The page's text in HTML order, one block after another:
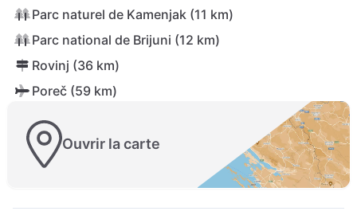
Parc naturel de Kamenjak (11 km)
Parc national de Brijuni (12 km)
Rovinj (36 km)
Poreč (59 km)
Ouvrir la carte